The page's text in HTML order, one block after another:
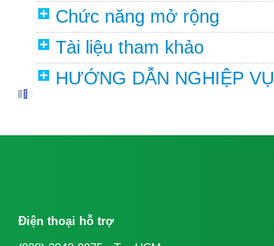
Chức năng mở rộng
Tài liệu tham khảo
HƯỚNG DẪN NGHIỆP VỤ
Điện thoại hỗ trợ